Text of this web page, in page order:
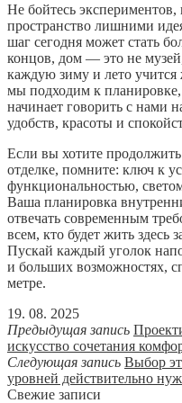
Не бойтесь
пространство лишними
шаг сегодня может стать
концов, дом — это не
каждую зиму и лето
мы подходим к планировке,
начинает говорить с нами
удобств, красоты и
Если вы хотите
отделке, помните: ключ к
функциональностью,
Ваша планировка
отвечать современным
всем, кто будет жить здесь
Пускай каждый уголок
и больших возможностях,
метре.
19. 08. 2025
Предыдущая запись
искусство сочетания
Следующая запись Выбор
уровней действительно
Свежие записи